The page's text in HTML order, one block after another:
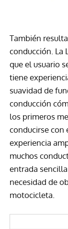
También
conducción. La
que el usuario
tiene
suavidad de
conducción
los primeros
conducirse con
experiencia
muchos
entrada
necesidad de
motocicleta.